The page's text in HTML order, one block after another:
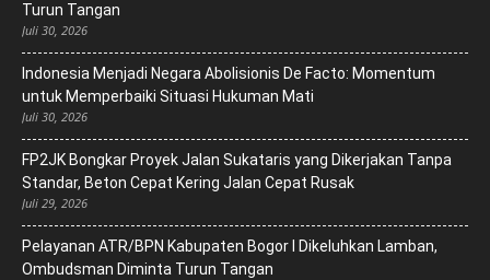
Turun Tangan
Juli 30, 2026
‎Indonesia Menjadi Negara Abolisionis De Facto: Momentum
untuk Memperbaiki Situasi Hukuman Mati
Juli 30, 2026
FP2JK Bongkar Proyek Jalan Sukataris yang Dikerjakan Tanpa
Standar, Beton Cepat Kering Jalan Cepat Rusak
Juli 29, 2026
Pelayanan ATR/BPN Kabupaten Bogor I Dikeluhkan Lamban,
Ombudsman Diminta Turun Tangan